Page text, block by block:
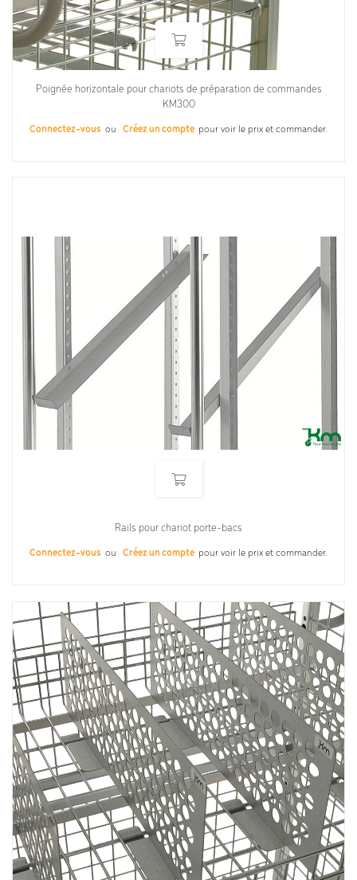
Poignée horizontale pour chariots de préparation de commandes
KM300
Connectez-vous ou Créez un compte pour voir le prix et commander.
Rails pour chariot porte-bacs
Connectez-vous ou Créez un compte pour voir le prix et commander.